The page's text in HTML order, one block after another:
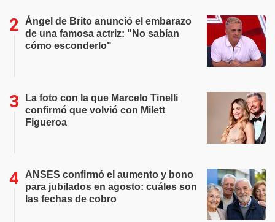
Ángel de Brito anunció el embarazo
de una famosa actriz: "No sabían
cómo esconderlo"
La foto con la que Marcelo Tinelli
confirmó que volvió con Milett
Figueroa
ANSES confirmó el aumento y bono
para jubilados en agosto: cuáles son
las fechas de cobro